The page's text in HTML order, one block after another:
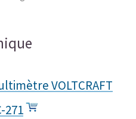
VOLTCRAFT
271